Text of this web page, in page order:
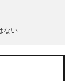
ない